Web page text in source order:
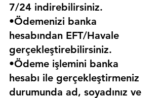
7/24 indirebilirsiniz.
•Ödemenizi banka
hesabından EFT/Havale
gerçekleştirebilirsiniz.
•Ödeme işlemini banka
hesabı ile gerçekleştirmeniz
durumunda ad, soyadınız ve